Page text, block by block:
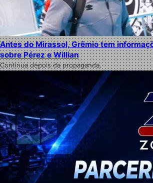
Antes do Mirassol, Grêmio tem
sobre Pérez e Willian
Continua depois da propaganda.